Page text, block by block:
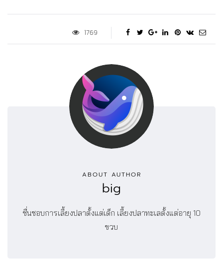
1769
ABOUT AUTHOR
big
ชื่นชอบการเลี้ยงปลาตั้งแต่เด็ก เลี้ยงปลาทะเลตั้งแต่อายุ 10
ขวบ